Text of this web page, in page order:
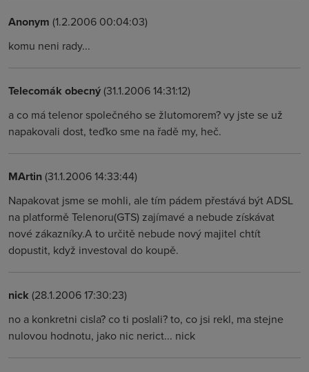
Anonym (1.2.2006 00:04:03)
komu neni rady...
Telecomák obecný(31.1.2006 14:31:12)
a co má telenor společného se žlutomorem? vy jste se už
napakovali dost, teďko sme na řadě my, heč.
MArtin(31.1.2006 14:33:44)
Napakovat jsme se mohli, ale tím pádem přestává být ADSL
na platformě Telenoru(GTS) zajímavé a nebude získávat
nové zákazníky.A to určitě nebude nový majitel chtít
dopustit, když investoval do koupě.
nick (28.1.2006 17:30:23)
no a konkretni cisla? co ti poslali? to, co jsi rekl, ma stejne
nulovou hodnotu, jako nic nerict... nick